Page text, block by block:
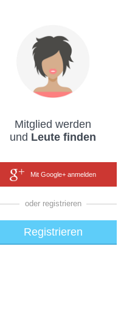
Mitglied werden
und Leute finden
Mit Google+ anmelden
oder registrieren
Registrieren